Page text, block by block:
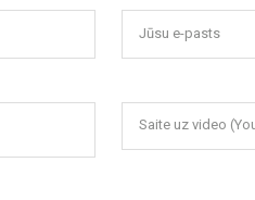
Jūsu e-pasts
Saite uz video
Jēkabpils
policijas